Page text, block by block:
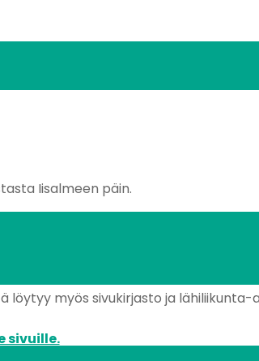
Iisalmeen päin.
löytyy myös sivukirjasto ja lähiliikunta-
sivuille.